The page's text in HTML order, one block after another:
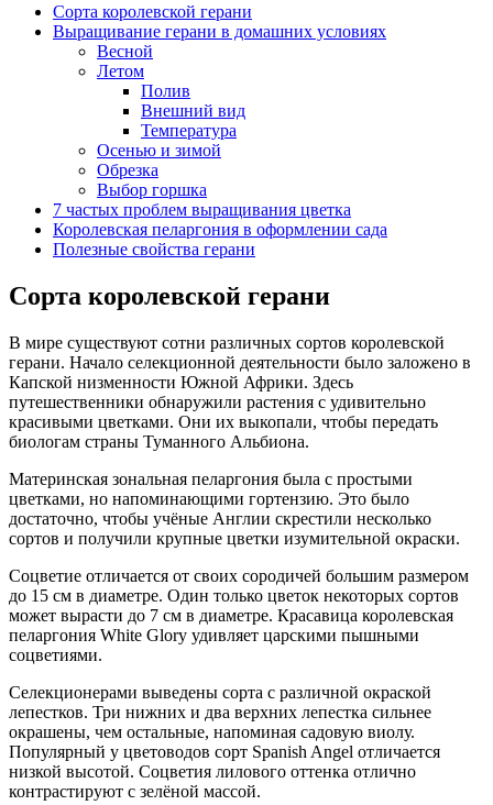
Сорта королевской герани
Выращивание герани в домашних условиях
Весной
Летом
Полив
Внешний вид
Температура
Осенью и зимой
Обрезка
Выбор горшка
7 частых проблем выращивания цветка
Королевская пеларгония в оформлении сада
Полезные свойства герани
Сорта королевской герани
В мире существуют сотни различных сортов королевской
герани. Начало селекционной деятельности было заложено в
Капской низменности Южной Африки. Здесь
путешественники обнаружили растения с удивительно
красивыми цветками. Они их выкопали, чтобы передать
биологам страны Туманного Альбиона.
Материнская зональная пеларгония была с простыми
цветками, но напоминающими гортензию. Это было
достаточно, чтобы учёные Англии скрестили несколько
сортов и получили крупные цветки изумительной окраски.
Соцветие отличается от своих сородичей большим размером
до 15 см в диаметре. Один только цветок некоторых сортов
может вырасти до 7 см в диаметре. Красавица королевская
пеларгония White Glory удивляет царскими пышными
соцветиями.
Селекционерами выведены сорта с различной окраской
лепестков. Три нижних и два верхних лепестка сильнее
окрашены, чем остальные, напоминая садовую виолу.
Популярный у цветоводов сорт Spanish Angel отличается
низкой высотой. Соцветия лилового оттенка отлично
контрастируют с зелёной массой.